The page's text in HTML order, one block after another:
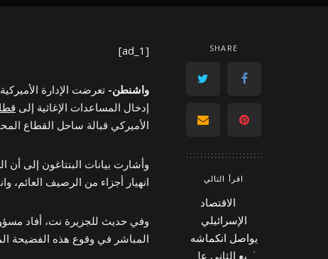
SHARE
اقرأ التالي
[ad_1]
واشنطن- تعرضت الإدارة
إدخال المساعدات الإغاثية إلى
الأميركي قبالة ساحل القطاع
وأشارت بيانات البنتاغون إلى
انهيار أجزاء من الرصيف العائم، وانفصال 4 سفن حربية أميركية كانت
وفي حديث للجزيرة نت، أفاد
المباشر في وقوع هذه الفضيحة